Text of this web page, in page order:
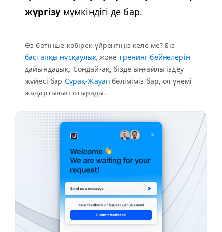
жүргізу мүмкіндігі де бар.
Өз бетінше көбірек үйренгіңіз келе ме? Біз
бастапқы нұсқаулық жәнетренинг бейнелерін
дайындадық. Сондай-ақ, бізде ыңғайлы іздеу
жүйесі бар Сұрақ-Жауап бөліміміз бар, ол үнемі
жаңартылып отырады.